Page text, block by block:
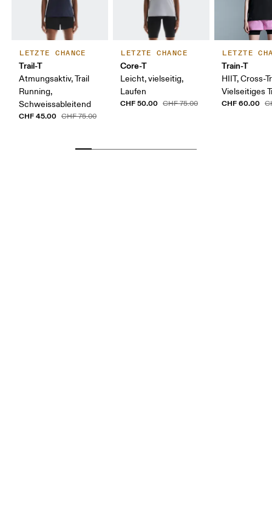
LETZTE CHANCE
Trail-T
Atmungsaktiv, Trail
Running,
Schweissableitend
CHF 45.00 CHF 75.00
LETZTE CHANCE
Core-T
Leicht, vielseitig,
Laufen
CHF 50.00 CHF 75.00
LETZTE
Train-T
HIIT, Cross-
Vielseitiges
CHF 60.00